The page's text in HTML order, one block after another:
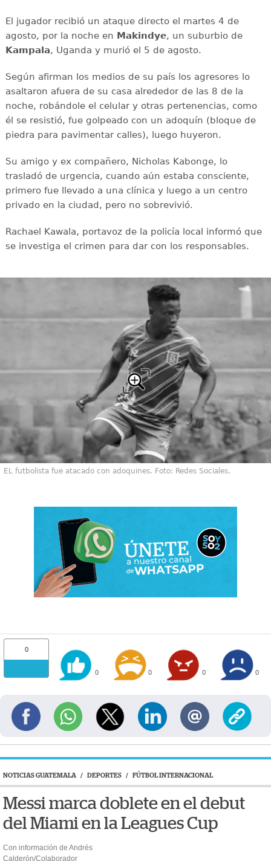
El jugador recibió un ataque directo el martes 4 de
agosto, por la noche en Makindye, un suburbio de
Kampala, Uganda y murió el 5 de agosto.
Según afirman los medios de su país los agresores lo
asaltaron afuera de su casa alrededor de las 8 de la
noche, robándole el celular y otras pertenencias, como
él se resistió, fue golpeado con un adoquín (bloque de
piedra para pavimentar calles), luego huyeron.
Su amigo y ex compañero, Nicholas Kabonge, lo
trasladó de urgencia, cuando aún estaba consciente,
primero fue llevado a una clínica y luego a un centro
privado en la ciudad, pero no sobrevivió.
Rachael Kawala, portavoz de la policía local informó que
se investiga el crimen para dar con los responsables.
EL futbolista fue atacado con adoquines. Foto: Redes Sociales.
0
0 0 0 0
NOTICIAS GUATEMALA / DEPORTES / FÚTBOL INTERNACIONAL
Messi marca doblete en el debut
del Miami en la Leagues Cup
Con información de Andrés
Calderón/Colaborador